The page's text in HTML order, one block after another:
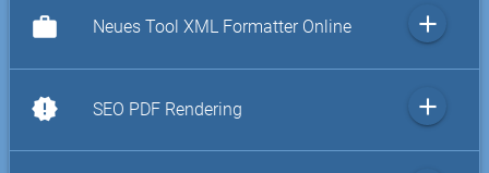
work Neues Tool XML Formatter Online add
new_releases SEO PDF Rendering add